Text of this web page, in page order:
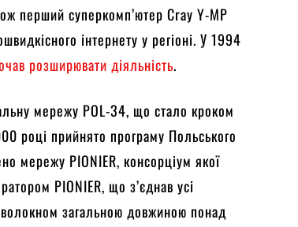
перший суперкомп’ютер Cray Y-MP
інтернету у регіоні. У 1994
розширювати діяльність.
мережу POL-34, що стало кроком
році прийнято програму Польського
мережу PIONIER, консорціум якої
PIONIER, що з’єднав усі
загальною довжиною понад